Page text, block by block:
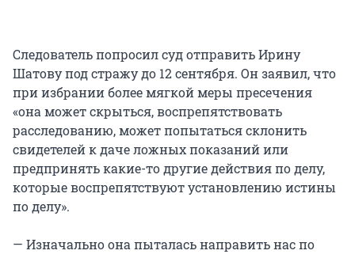
Следователь попросил суд отправить Ирину
Шатову под стражу до 12 сентября. Он заявил, что
при избрании более мягкой меры пресечения
«она может скрыться, воспрепятствовать
расследованию, может попытаться склонить
свидетелей к даче ложных показаний или
предпринять какие-то другие действия по делу,
которые воспрепятствуют установлению истины
по делу».
— Изначально она пыталась направить нас по